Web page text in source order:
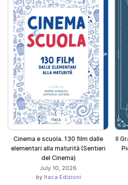
Cinema e scuola. 130 film dalle
elementari alla maturità (Sentieri
del Cinema)
July 10, 2026
by Itaca Edizioni
Il